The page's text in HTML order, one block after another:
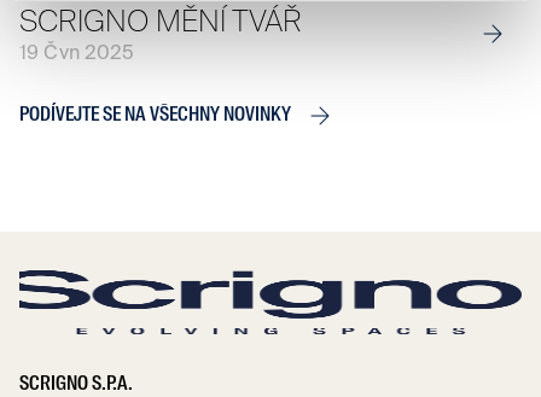
SCRIGNO MĚNÍ TVÁŘ
19 Čvn 2025
PODÍVEJTE SE NA VŠECHNY NOVINKY
SCRIGNO S.P.A.